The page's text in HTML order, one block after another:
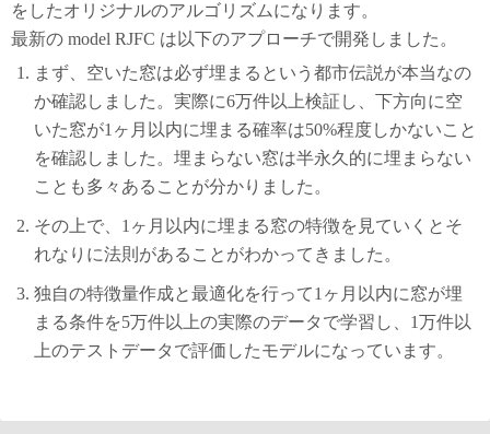
をしたオリジナルのアルゴリズムになります。
最新の model RJFC は以下のアプローチで開発しました。
まず、空いた窓は必ず埋まるという都市伝説が本当なの
か確認しました。実際に6万件以上検証し、下方向に空
いた窓が1ヶ月以内に埋まる確率は50%程度しかないこと
を確認しました。埋まらない窓は半永久的に埋まらない
ことも多々あることが分かりました。
その上で、1ヶ月以内に埋まる窓の特徴を見ていくとそ
れなりに法則があることがわかってきました。
独自の特徴量作成と最適化を行って1ヶ月以内に窓が埋
まる条件を5万件以上の実際のデータで学習し、1万件以
上のテストデータで評価したモデルになっています。